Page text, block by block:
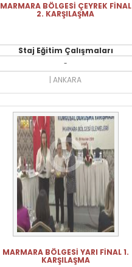
MARMARA BÖLGESİ ÇEYREK FİNAL
2. KARŞILAŞMA
Staj Eğitim Çalışmaları
-
| ANKARA
MARMARA BÖLGESİ YARI FİNAL 1.
KARŞILAŞMA